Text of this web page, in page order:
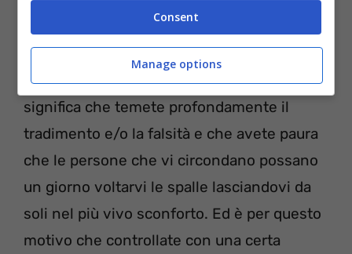
terrore più autentico di non incontrare mai
e poi ma la famosa anima gemella.
Se avete optato perla macchia numero 3
significa che temete profondamente il
tradimento e/o la falsità e che avete paura
che le persone che vi circondano possano
un giorno voltarvi le spalle lasciandovi da
soli nel più vivo sconforto. Ed è per questo
motivo che controllate con una certa
Consent
Manage options